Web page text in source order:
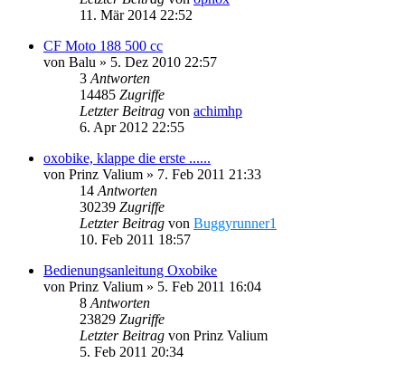
11. Mär 2014 22:52
CF Moto 188 500 cc
von Balu » 5. Dez 2010 22:57
3 Antworten
14485 Zugriffe
Letzter Beitrag von achimhp
6. Apr 2012 22:55
oxobike, klappe die erste ......
von Prinz Valium » 7. Feb 2011 21:33
14 Antworten
30239 Zugriffe
Letzter Beitrag von Buggyrunner1
10. Feb 2011 18:57
Bedienungsanleitung Oxobike
von Prinz Valium » 5. Feb 2011 16:04
8 Antworten
23829 Zugriffe
Letzter Beitrag von Prinz Valium
5. Feb 2011 20:34